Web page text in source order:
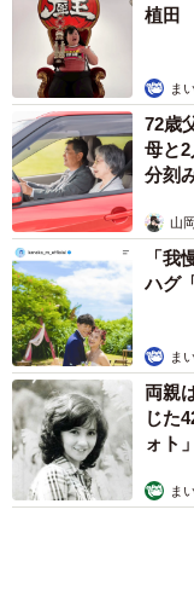
植田
ま
72歳
母と
分刻
山
「我
ハグ
ま
両親
じた
ォト
ま